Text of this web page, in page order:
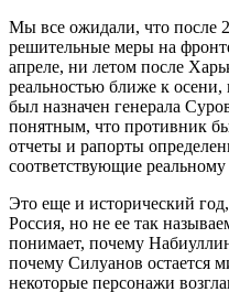
Мы все ожидали, что после
решительные меры на
апреле, ни летом после
реальностью ближе к
был назначен генерала
понятным, что противник
отчеты и рапорты
соответствующие
Это еще и исторический год,
Россия, но не ее так
понимает, почему
почему Силуанов остается
некоторые персонажи